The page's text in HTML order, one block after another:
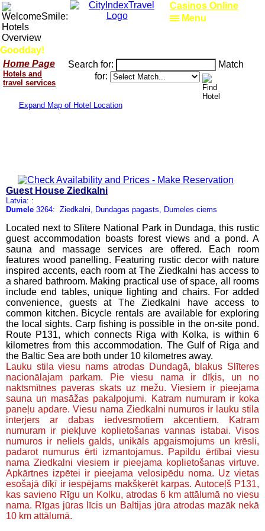
Goodday!
Casinos Online
Home Page
Hotels and
travel services
Search for:
Match
for:
Expand Map of Hotel Location
Guest House Ziedkalni
Latvia: :
Dumele 3264: Ziedkalni, Dundagas pagasts, Dumeles ciems
Located next to Slītere National Park in Dundaga, this rustic
guest accommodation boasts forest views and a pond. A
sauna and massage services are offered. Each room
features wood panelling. Featuring rustic decor with nature
inspired accents, each room at The Ziedkalni has access to
a shared bathroom. Making practical use of space, all rooms
include end tables, unique lighting and chairs. For added
convenience, guests at The Ziedkalni have access to
common kitchen. Bicycle rentals are available for exploring
the local sights. Carp fishing is possible in the on-site pond.
Route P131, which connects Riga with Kolka, is within 6
kilometres from this accommodation. The Gulf of Riga and
the Baltic Sea are both under 10 kilometres away.
Lauku stila viesu nams atrodas Dundagā, blakus Slīteres
nacionālajam parkam. Pie viesu nama ir dīķis, un no
naktsmītnes paveras skats uz mežu. Viesiem ir pieejama
sauna un masāžas pakalpojumi. Katram numuram ir koka
paneļu apdare. Viesu nama Ziedkalni numuros ir lauku stila
interjers ar dabas iedvesmotiem akcentiem. Katram
numuram ir piekļuve koplietošanas vannas istabai. Visos
numuros ir neliels galds, unikāls apgaismojums un krēsli,
padarot numurus ērti izmantojamus. Papildu ērtībai viesu
nama Ziedkalni viesiem ir pieejama koplietošanas virtuve.
Apkārtnes izpētei ir pieejama velosipēdu noma. Uz vietas
esošajā dīķī ir iespējams makšķerēt karpas. Autoceļš P131,
kas savieno Rīgu un Kolku, atrodas 6 km attālumā no viesu
nama. Rīgas jūras līcis un Baltijas jūra atrodas mazāk nekā
10 km attālumā.
Menu